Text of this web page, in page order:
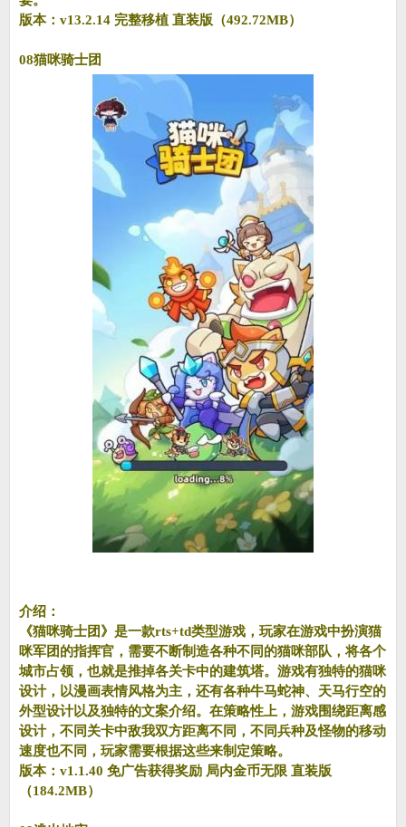
版本：v13.2.14 完整移植 直装版（492.72MB）
08猫咪骑士团
介绍：
《猫咪骑士团》是一款rts+td类型游戏，玩家在游戏中扮演猫
咪军团的指挥官，需要不断制造各种不同的猫咪部队，将各个
城市占领，也就是推掉各关卡中的建筑塔。游戏有独特的猫咪
设计，以漫画表情风格为主，还有各种牛马蛇神、天马行空的
外型设计以及独特的文案介绍。在策略性上，游戏围绕距离感
设计，不同关卡中敌我双方距离不同，不同兵种及怪物的移动
速度也不同，玩家需要根据这些来制定策略。
版本：v1.1.40 免广告获得奖励 局内金币无限 直装版
（184.2MB）